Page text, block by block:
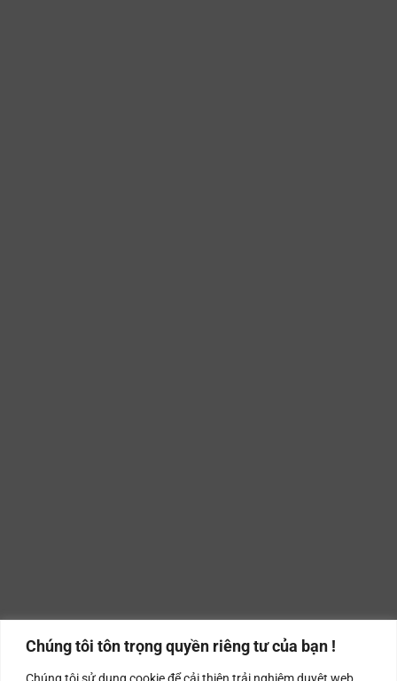
Chúng tôi tôn trọng quyền riêng tư của bạn !
Chúng tôi sử dụng cookie để cải thiện trải nghiệm duyệt web